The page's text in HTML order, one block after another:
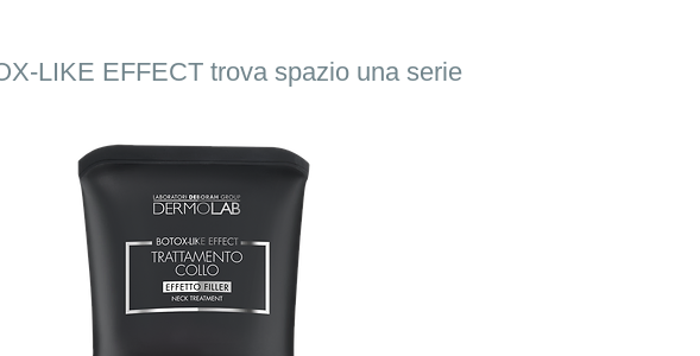
LIKE EFFECT trova spazio una serie